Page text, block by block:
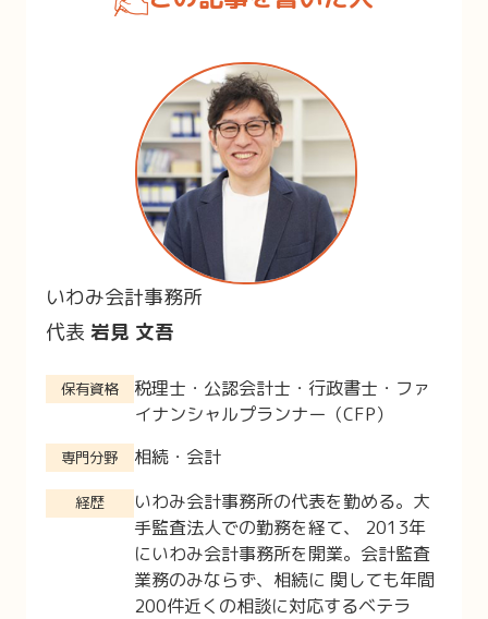
いわみ会計事務所
代表 岩見 文吾
保有資格
税理士・公認会計士・行政書士・ファ
イナンシャルプランナー（CFP）
専門分野 相続・会計
経歴
いわみ会計事務所の代表を勤める。大
手監査法人での勤務を経て、 2013年
にいわみ会計事務所を開業。会計監査
業務のみならず、相続に 関しても年間
200件近くの相談に対応するベテラ